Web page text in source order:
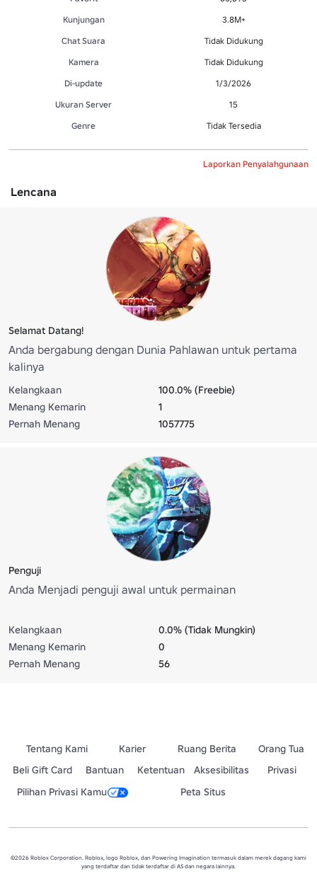
Kunjungan
3.8M+
Chat Suara
Tidak Didukung
Kamera
Tidak Didukung
Di-update
1/3/2026
Ukuran Server
15
Genre
Tidak Tersedia
Laporkan Penyalahgunaan
Lencana
Selamat Datang!
Anda bergabung dengan Dunia Pahlawan untuk pertama
kalinya
Kelangkaan
100.0% (Freebie)
Menang Kemarin
1
Pernah Menang
1057775
Penguji
Anda Menjadi penguji awal untuk permainan
Kelangkaan
0.0% (Tidak Mungkin)
Menang Kemarin
0
Pernah Menang
56
Tentang Kami Karier Ruang Berita
Orang Tua
Beli Gift Card
Bantuan Ketentuan Aksesibilitas
Privasi
Pilihan Privasi Kamu
Peta Situs
©2026 Roblox Corporation. Roblox, logo Roblox, dan Powering Imagination termasuk dalam merek dagang kami
yang terdaftar dan tidak terdaftar di AS dan negara lainnya.